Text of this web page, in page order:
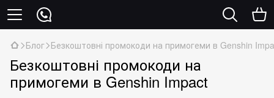
Блог Безкоштовні промокоди на примогеми в Genshin
Безкоштовні промокоди на
примогеми в Genshin Impact